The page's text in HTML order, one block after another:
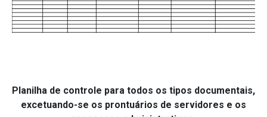
Planilha de controle para todos os tipos documentais,
excetuando-se os prontuários de servidores e os